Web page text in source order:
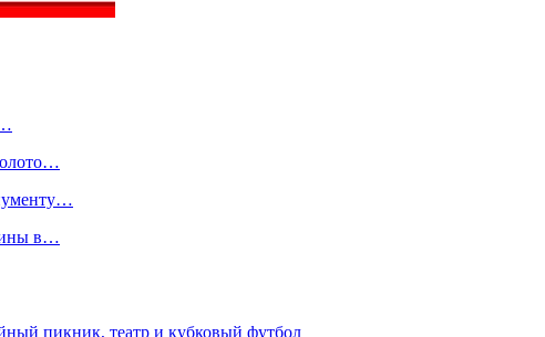
в…
пикник, театр и кубковый футбол